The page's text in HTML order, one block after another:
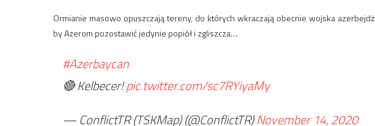
Ormianie masowo opuszczają tereny, do których wkraczają obecnie wojska
by Azerom pozostawić jedynie popiół i zgliszcza…
#Azerbaycan
🔴 Kelbecer!pic.twitter.com/sc7RYiyaMy
— ConflictTR (TSKMap) (@ConflictTR)November 14, 2020